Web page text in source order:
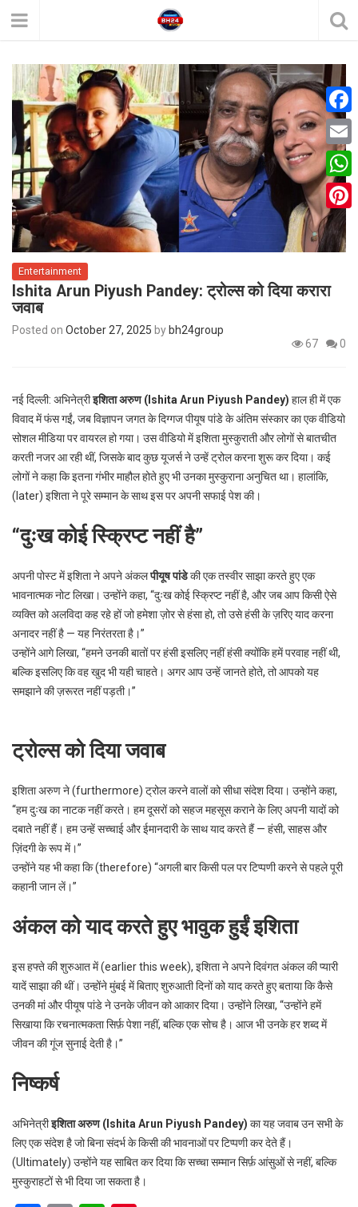
Entertainment
Ishita Arun Piyush Pandey: ट्रोल्स को दिया करारा
जवाब
Posted on October 27, 2025 by bh24group
67
0
नई दिल्ली: अभिनेत्रीइशिता अरुण (Ishita Arun Piyush Pandey) हाल ही में एक
विवाद में फंस गईं, जब विज्ञापन जगत के दिग्गज पीयूष पांडे के अंतिम संस्कार का एक वीडियो
सोशल मीडिया पर वायरल हो गया। उस वीडियो में इशिता मुस्कुराती और लोगों से बातचीत
करती नजर आ रही थीं, जिसके बाद कुछ यूजर्स ने उन्हें ट्रोल करना शुरू कर दिया। कई
लोगों ने कहा कि इतना गंभीर माहौल होते हुए भी उनका मुस्कुराना अनुचित था। हालांकि,
(later) इशिता ने पूरे सम्मान के साथ इस पर अपनी सफाई पेश की।
“दुःख कोई स्क्रिप्ट नहीं है”
अपनी पोस्ट में इशिता ने अपने अंकलपीयूष पांडेकी एक तस्वीर साझा करते हुए एक
भावनात्मक नोट लिखा। उन्होंने कहा, “दुःख कोई स्क्रिप्ट नहीं है, और जब आप किसी ऐसे
व्यक्ति को अलविदा कह रहे हों जो हमेशा ज़ोर से हंसा हो, तो उसे हंसी के ज़रिए याद करना
अनादर नहीं है — यह निरंतरता है।”
उन्होंने आगे लिखा, “हमने उनकी बातों पर हंसी इसलिए नहीं हंसी क्योंकि हमें परवाह नहीं थी,
बल्कि इसलिए कि वह खुद भी यही चाहते। अगर आप उन्हें जानते होते, तो आपको यह
समझाने की ज़रूरत नहीं पड़ती।”
ट्रोल्स को दिया जवाब
इशिता अरुण ने (furthermore) ट्रोल करने वालों को सीधा संदेश दिया। उन्होंने कहा,
“हम दुःख का नाटक नहीं करते। हम दूसरों को सहज महसूस कराने के लिए अपनी यादों को
दबाते नहीं हैं। हम उन्हें सच्चाई और ईमानदारी के साथ याद करते हैं — हंसी, साहस और
ज़िंदगी के रूप में।”
उन्होंने यह भी कहा कि (therefore) “अगली बार किसी पल पर टिप्पणी करने से पहले पूरी
कहानी जान लें।”
अंकल को याद करते हुए भावुक हुईं इशिता
इस हफ्ते की शुरुआत में (earlier this week), इशिता ने अपने दिवंगत अंकल की प्यारी
यादें साझा की थीं। उन्होंने मुंबई में बिताए शुरुआती दिनों को याद करते हुए बताया कि कैसे
उनकी मां और पीयूष पांडे ने उनके जीवन को आकार दिया। उन्होंने लिखा, “उन्होंने हमें
सिखाया कि रचनात्मकता सिर्फ़ पेशा नहीं, बल्कि एक सोच है। आज भी उनके हर शब्द में
जीवन की गूंज सुनाई देती है।”
निष्कर्ष
अभिनेत्रीइशिता अरुण (Ishita Arun Piyush Pandey) का यह जवाब उन सभी के
लिए एक संदेश है जो बिना संदर्भ के किसी की भावनाओं पर टिप्पणी कर देते हैं।
(Ultimately) उन्होंने यह साबित कर दिया कि सच्चा सम्मान सिर्फ़ आंसुओं से नहीं, बल्कि
मुस्कुराहटों से भी दिया जा सकता है।
F
a
c
e
b
o
E
m
a
W
h
a
s
p
P
t
r
s
t